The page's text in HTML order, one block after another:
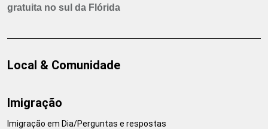
gratuita no sul da Flórida
Local & Comunidade
Imigração
Imigração em Dia/Perguntas e respostas